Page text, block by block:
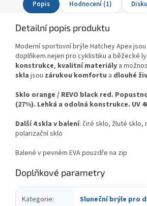
Popis Hodnocení (1)
Detailní popis produktu
Moderní sportovní brýle Hatchey Apex
doplňkem nejen pro cyklistiku a běžecké
konstrukce, kvalitní materiály a
skla jsou zárukou komfortu a dlouhé
Sklo orange / REVO black red.
(27%). Lehká a odolná konstrukce. UV
Další 4 skla v balení: čiré sklo, žluté sklo,
polarizační sklo
Balené v pevném EVA pouzdře na zip
Doplňkové parametry
Kategorie:
Sluneční brýle pro